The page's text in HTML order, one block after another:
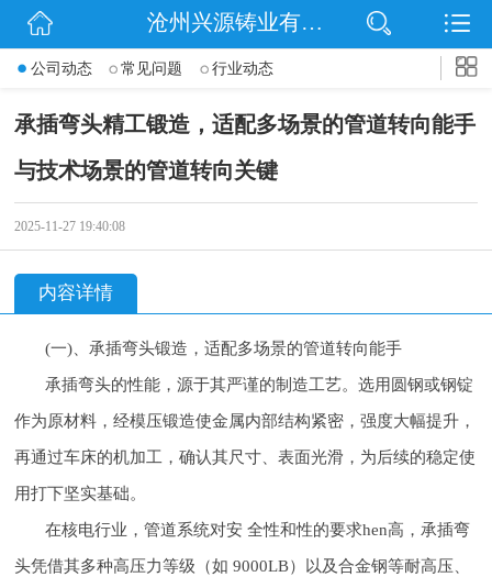
网站首页
信息动态
企业文化
沧州兴源铸业有限公司
公司动态 常见问题 行业动态
承插弯头精工锻造，适配多场景的管道转向能手
与技术场景的管道转向关键
2025-11-27 19:40:08
内容详情
(一)、承插弯头锻造，适配多场景的管道转向能手
承插弯头的性能，源于其严谨的制造工艺。选用圆钢或钢锭
作为原材料，经模压锻造使金属内部结构紧密，强度大幅提升，
再通过车床的机加工，确认其尺寸、表面光滑，为后续的稳定使
用打下坚实基础。
在核电行业，管道系统对安 全性和性的要求hen高，承插弯
头凭借其多种高压力等级（如 9000LB）以及合金钢等耐高压、